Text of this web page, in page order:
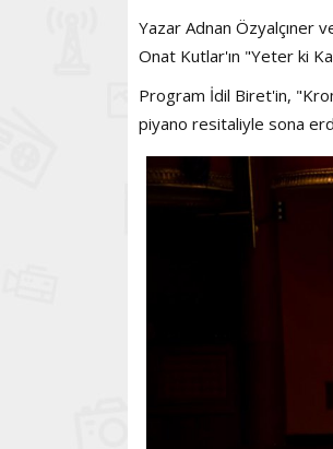
Yazar Adnan Özyalçıner
Onat Kutlar'ın "Yeter ki
Program İdil Biret'in,
piyano resitaliyle sona